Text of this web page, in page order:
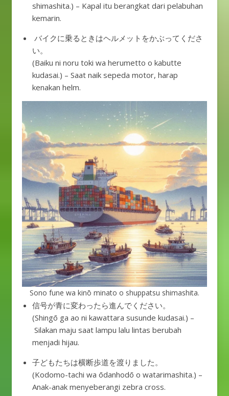
shimashita.) – Kapal itu berangkat dari pelabuhan
kemarin.
バイクに乗るときはヘルメットをかぶってくださ
い。
(Baiku ni noru toki wa herumetto o kabutte
kudasai.) – Saat naik sepeda motor, harap
kenakan helm.
Sono fune wa kinō minato o shuppatsu shimashita.
信号が青に変わったら進んでください。
(Shingō ga ao ni kawattara susunde kudasai.) –
Silakan maju saat lampu lalu lintas berubah
menjadi hijau.
子どもたちは横断歩道を渡りました。
(Kodomo-tachi wa ōdanhodō o watarimashita.) –
Anak-anak menyeberangi zebra cross.